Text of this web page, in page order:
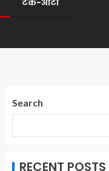
टेक-ऑटो
Search
RECENT POSTS